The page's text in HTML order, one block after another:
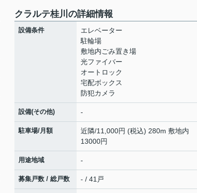
クラルテ桂川の詳細情報
設備条件
エレベーター
駐輪場
敷地内ごみ置き場
光ファイバー
オートロック
宅配ボックス
防犯カメラ
設備(その他) -
駐車場/月額
近隣/11,000円 (税込) 280m 敷地内
13000円
用途地域 -
募集戸数 / 総戸数 - / 41戸